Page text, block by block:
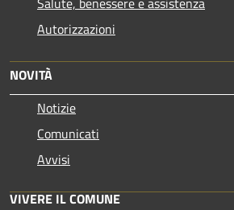
Autorizzazioni
NOVITÀ
Notizie
Comunicati
Avvisi
VIVERE IL COMUNE